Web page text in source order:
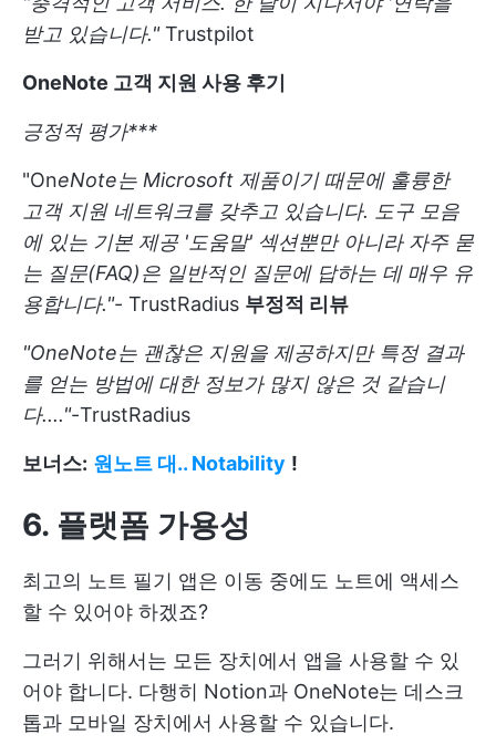
받고 있습니다."Trustpilot
OneNote 고객 지원 사용 후기
긍정적 평가***
"OneNote는 Microsoft 제품이기 때문에 훌륭한
고객 지원 네트워크를 갖추고 있습니다. 도구 모음
에 있는 기본 제공 '도움말' 섹션뿐만 아니라 자주 묻
는 질문(FAQ)은 일반적인 질문에 답하는 데 매우 유
용합니다."- TrustRadius 부정적 리뷰
"OneNote는 괜찮은 지원을 제공하지만 특정 결과
를 얻는 방법에 대한 정보가 많지 않은 것 같습니
다...."-TrustRadius
보너스: 원노트 대.. Notability !
6. 플랫폼 가용성
최고의 노트 필기 앱은 이동 중에도 노트에 액세스
할 수 있어야 하겠죠?
그러기 위해서는 모든 장치에서 앱을 사용할 수 있
어야 합니다. 다행히 Notion과 OneNote는 데스크
톱과 모바일 장치에서 사용할 수 있습니다.